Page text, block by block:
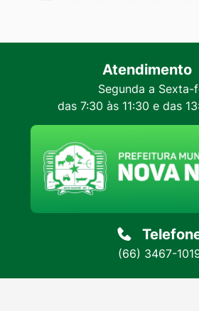
Atendimento
Segunda a Sexta-
das 7:30 às 11:30 e das
(66) 3467-